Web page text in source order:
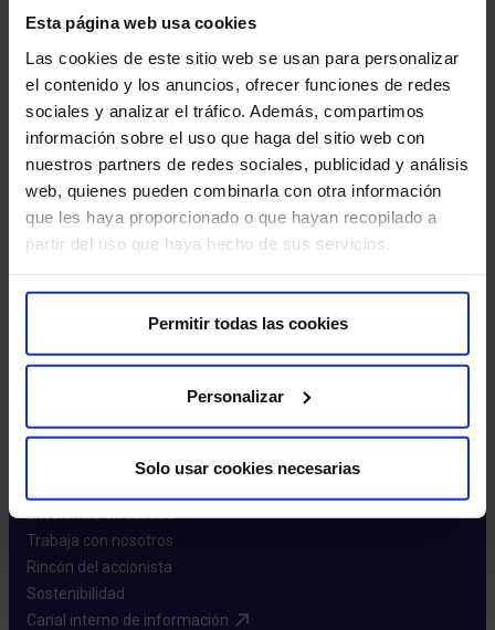
Esta página web usa cookies
Las cookies de este sitio web se usan para personalizar
el contenido y los anuncios, ofrecer funciones de redes
sociales y analizar el tráfico. Además, compartimos
información sobre el uso que haga del sitio web con
nuestros partners de redes sociales, publicidad y análisis
web, quienes pueden combinarla con otra información
que les haya proporcionado o que hayan recopilado a
partir del uso que haya hecho de sus servicios.
Permitir todas las cookies
Personalizar
Solo usar cookies necesarias
II Reunión Nacional de Pruebas de Esfuerzo
con Consumo de Oxígeno
Hoy se ha inaugurado en Toledo la II Reunión Nacional de
Pruebas de Esfuerzo con Consumo de Oxígeno. 300
cardiólogos, re…
Leer más
Sobre nosotros
Excelencia en calidad​
Trabaja con nosotros​
Rincón del accionista​
Sostenibilidad​
Canal interno de información​